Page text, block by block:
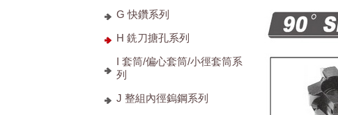
G 快鑽系列
H 銑刀搪孔系列
I 套筒/偏心套筒/小徑套筒系
列
J 整組內徑鎢鋼系列